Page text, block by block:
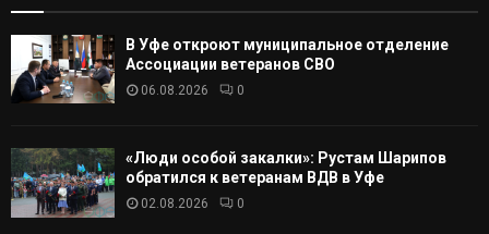
А
В Уфе откроют муниципальное отделение
Ассоциации ветеранов СВО
06.08.2026 0
«Люди особой закалки»: Рустам Шарипов
обратился к ветеранам ВДВ в Уфе
02.08.2026 0